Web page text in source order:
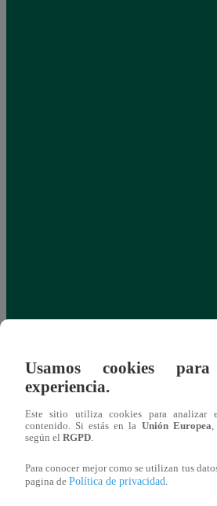
Todo por mi familia, Sábado 13 de
Usamos cookies
experiencia.
Este sitio utiliza cookies para analizar
contenido. Si estás en la Unión Europea
según el RGPD
Para conocer mejor como se utilizan tus
pagina de Política de privacidad